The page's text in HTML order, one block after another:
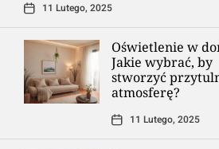
11 Lutego, 2025
Oświetlenie w
Jakie wybrać, by
stworzyć
atmosferę?
11 Lutego, 2025